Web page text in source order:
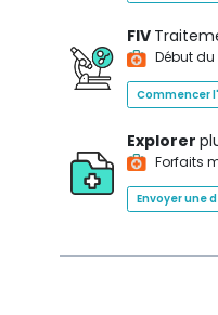
FIV
Début
Commencer
Explorer
Forfaits
Envoyer une